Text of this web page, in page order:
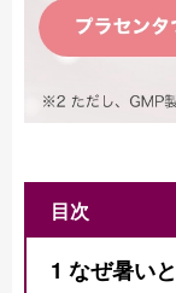
目次
1 なぜ暑い